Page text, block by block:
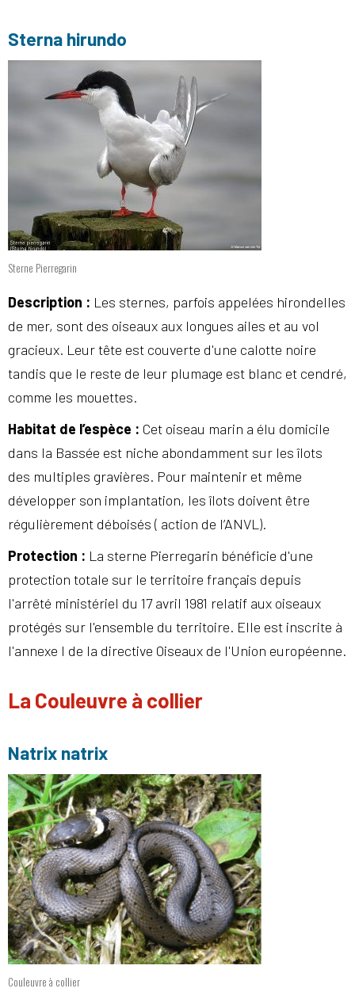
Sterna hirundo
Sterne Pierregarin
Description : Les sternes, parfois appelées hirondelles
de mer, sont des oiseaux aux longues ailes et au vol
gracieux. Leur tête est couverte d'une calotte noire
tandis que le reste de leur plumage est blanc et cendré,
comme les mouettes.
Habitat de l’espèce : Cet oiseau marin a élu domicile
dans la Bassée est niche abondamment sur les îlots
des multiples gravières. Pour maintenir et même
développer son implantation, les îlots doivent être
régulièrement déboisés ( action de l’ANVL).
Protection : La sterne Pierregarin bénéficie d'une
protection totale sur le territoire français depuis
l'arrêté ministériel du 17 avril 1981 relatif aux oiseaux
protégés sur l'ensemble du territoire. Elle est inscrite à
l'annexe I de la directive Oiseaux de l'Union européenne.
La Couleuvre à collier
Natrix natrix
Couleuvre à collier